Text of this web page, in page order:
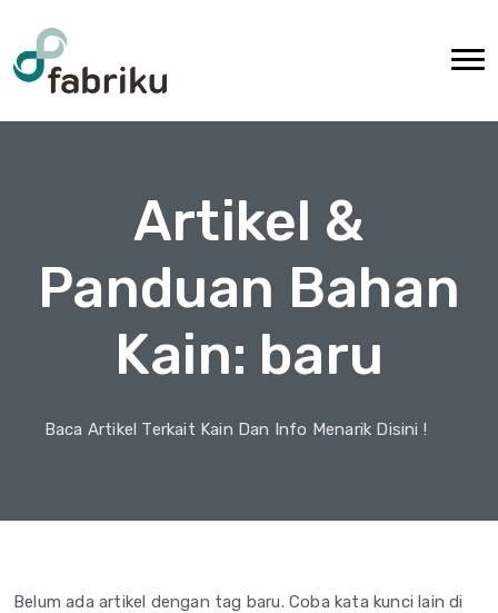
Artikel &
Panduan Bahan
Kain: baru
Baca Artikel Terkait Kain Dan Info Menarik Disini !
Belum ada artikel dengan tag baru. Coba kata kunci lain di